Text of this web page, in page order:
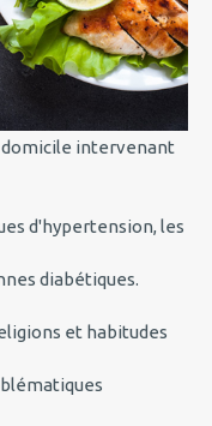
domicile intervenant
d'hypertension, les
diabétiques.
et habitudes